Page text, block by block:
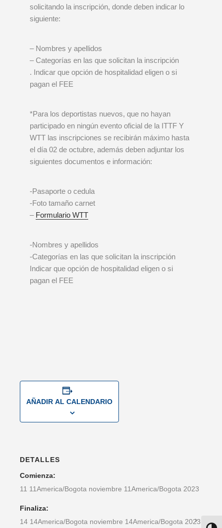
solicitando la inscripción, donde deben indicar lo
siguiente:
– Nombres y apellidos
– Categorías en las que solicitan la inscripción
. Indicar que opción de hospitalidad eligen o si
pagan el FEE
*Para los deportistas nuevos, que no hayan
participado en ningún evento oficial de la ITTF Y
WTT las inscripciones se recibirán máximo hasta
el día 02 de octubre, además deben adjuntar los
siguientes documentos e información:
-Pasaporte o cedula
-Foto tamaño carnet
– Formulario WTT
-Nombres y apellidos
-Categorías en las que solicitan la inscripción
Indicar que opción de hospitalidad eligen o si
pagan el FEE
AÑADIR AL CALENDARIO
DETALLES
Comienza:
11 11America/Bogota noviembre 11America/Bogota 2023
Finaliza:
14 14America/Bogota noviembre 14America/Bogota 2023